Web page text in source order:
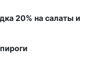
20% на салаты и